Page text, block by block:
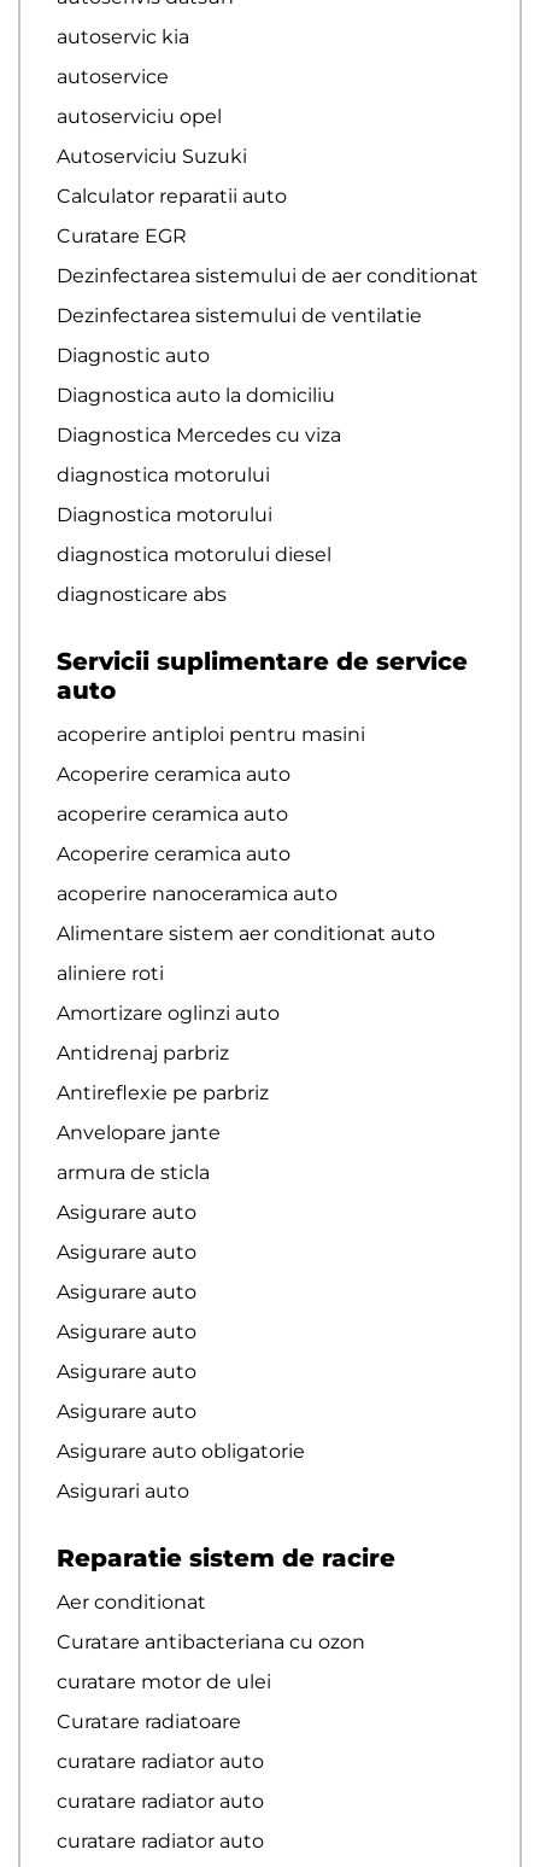
autoservic kia
autoservice
autoserviciu opel
Autoserviciu Suzuki
Calculator reparatii auto
Curatare EGR
Dezinfectarea sistemului de aer conditionat
Dezinfectarea sistemului de ventilatie
Diagnostic auto
Diagnostica auto la domiciliu
Diagnostica Mercedes cu viza
diagnostica motorului
Diagnostica motorului
diagnostica motorului diesel
diagnosticare abs
Servicii suplimentare de service
auto
acoperire antiploi pentru masini
Acoperire ceramica auto
acoperire ceramica auto
Acoperire ceramica auto
acoperire nanoceramica auto
Alimentare sistem aer conditionat auto
aliniere roti
Amortizare oglinzi auto
Antidrenaj parbriz
Antireflexie pe parbriz
Anvelopare jante
armura de sticla
Asigurare auto
Asigurare auto
Asigurare auto
Asigurare auto
Asigurare auto
Asigurare auto
Asigurare auto obligatorie
Asigurari auto
Reparatie sistem de racire
Aer conditionat
Curatare antibacteriana cu ozon
curatare motor de ulei
Curatare radiatoare
curatare radiator auto
curatare radiator auto
curatare radiator auto